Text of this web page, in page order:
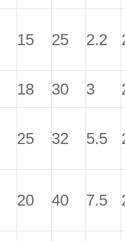
15 25 2.2
18 30 3
25 32 5.5
20 40 7.5